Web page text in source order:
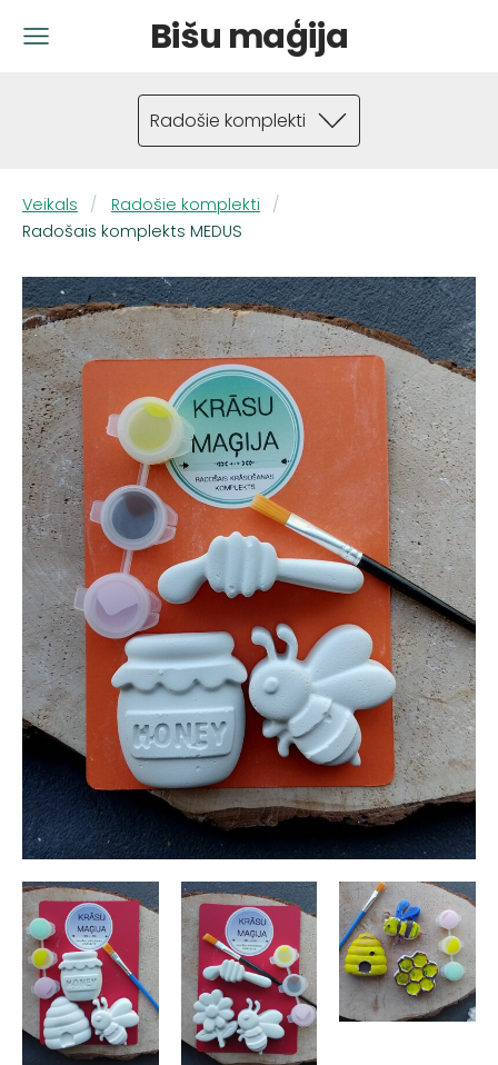
Bišu maģija
Radošie komplekti
Veikals
Radošie komplekti
Radošais komplekts MEDUS